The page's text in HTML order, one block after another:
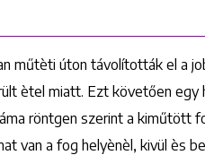
műtèti úton távolították el a
ètel miatt. Ezt követően
röntgen szerint a kiműtött
van a fog helyènèl, kivül ès